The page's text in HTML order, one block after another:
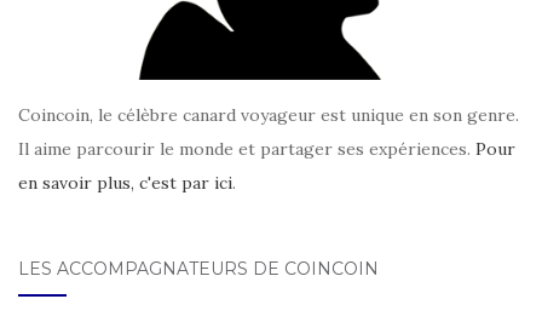
Coincoin, le célèbre canard voyageur est unique en son genre.
Il aime parcourir le monde et partager ses expériences. Pour
en savoir plus, c'est par ici.
LES ACCOMPAGNATEURS DE COINCOIN